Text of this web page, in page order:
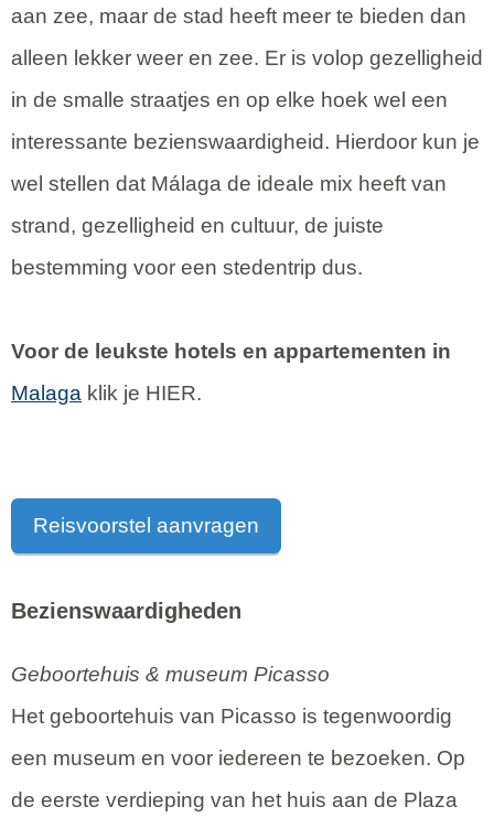
aan zee, maar de stad heeft meer te bieden dan
alleen lekker weer en zee. Er is volop gezelligheid
in de smalle straatjes en op elke hoek wel een
interessante bezienswaardigheid. Hierdoor kun je
wel stellen dat Málaga de ideale mix heeft van
strand, gezelligheid en cultuur, de juiste
bestemming voor een stedentrip dus.
Voor de leukste hotels en appartementen in
Malaga klik je HIER.
Reisvoorstel aanvragen
Bezienswaardigheden
Geboortehuis & museum Picasso
Het geboortehuis van Picasso is tegenwoordig
een museum en voor iedereen te bezoeken. Op
de eerste verdieping van het huis aan de Plaza